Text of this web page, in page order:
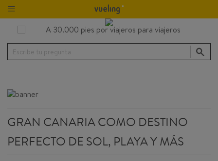
Escribe tu pregunta
GRAN CANARIA COMO DESTINO
PERFECTO DE SOL, PLAYA Y MÁS